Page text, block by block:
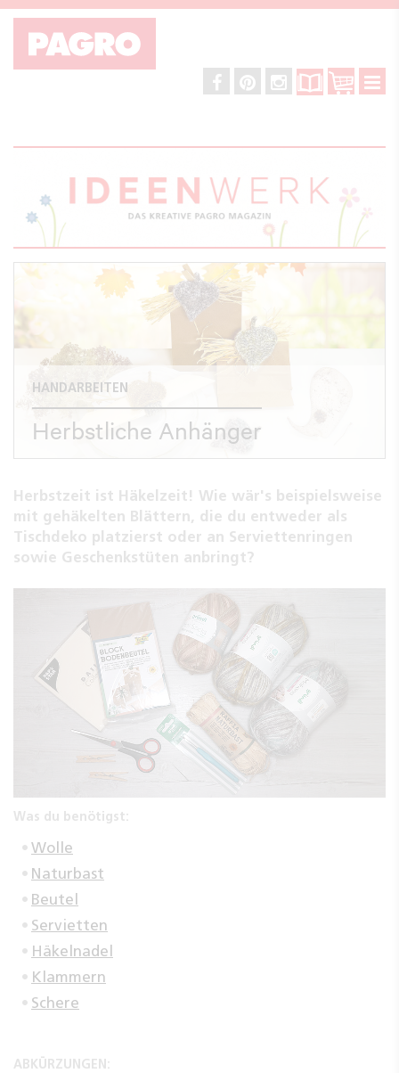
HANDARBEITEN
Herbstliche Anhänger
Herbstzeit ist Häkelzeit! Wie wär's beispielsweise
mit gehäkelten Blättern, die du entweder als
Tischdeko platzierst oder an Serviettenringen
sowie Geschenkstüten anbringt?
Was du benötigst:
Wolle
Naturbast
Beutel
Servietten
Häkelnadel
Klammern
Schere
ABKÜRZUNGEN: